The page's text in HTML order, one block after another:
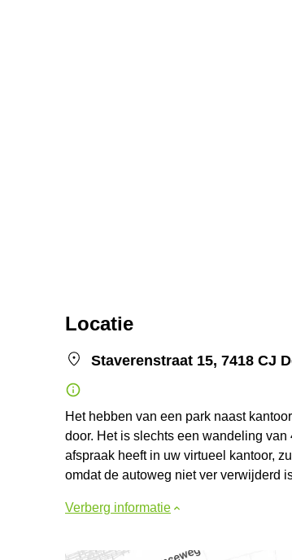
Locatie
Staverenstraat 15, 7418 CJ
Het hebben van een park naast
door. Het is slechts een wandeling
afspraak heeft in uw virtueel kantoor,
omdat de autoweg niet ver verwijderd
Verberg informatie